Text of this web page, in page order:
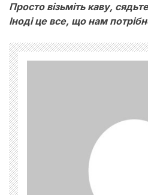
Просто візьміть каву,
Іноді це все, що нам